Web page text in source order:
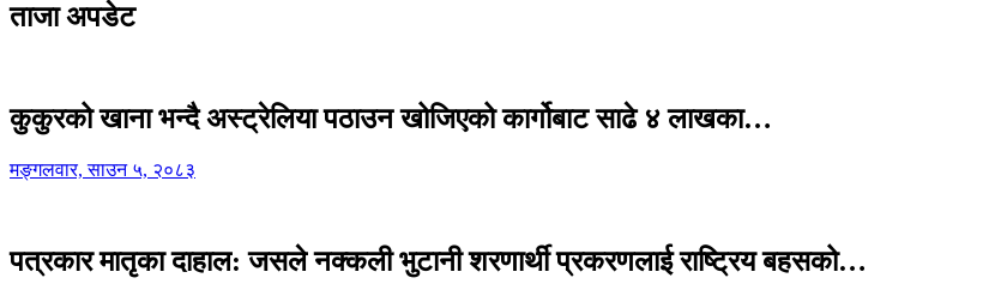
ताजा अपडेट
कुकुरको खाना भन्दै अस्ट्रेलिया पठाउन खोजिएको कार्गोबाट साढे ४ लाखका…
मङ्गलवार, साउन ५, २०८३
पत्रकार मातृका दाहाल: जसले नक्कली भुटानी शरणार्थी प्रकरणलाई राष्ट्रिय बहसको…